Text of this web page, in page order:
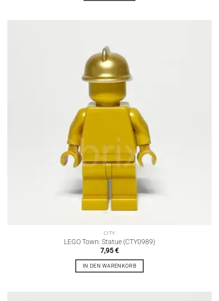
CITY
LEGO Town: Statue (CTY0989)
7,95€
IN DEN WARENKORB